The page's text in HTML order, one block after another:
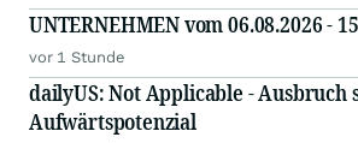
UNTERNEHMEN vom 06.08.2026 -
vor 1 Stunde
dailyUS: Not Applicable - Ausbruch
Aufwärtspotenzial